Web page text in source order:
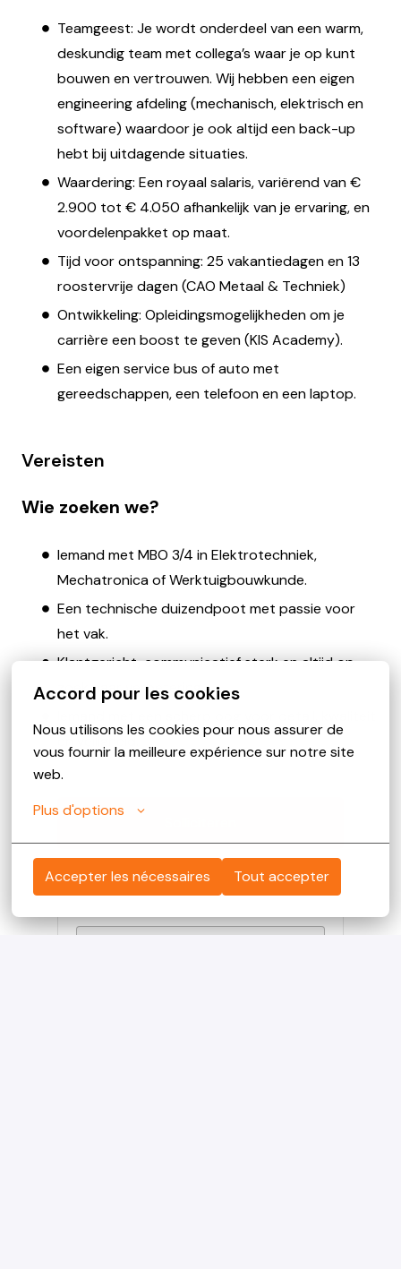
Accord pour les cookies
Nous utilisons les cookies pour nous assurer de
vous fournir la meilleure expérience sur notre site
web.
Plus d'options
Accepter les nécessaires Tout accepter
Teamgeest: Je wordt onderdeel van een warm,
deskundig team met collega’s waar je op kunt
bouwen en vertrouwen. Wij hebben een eigen
engineering afdeling (mechanisch, elektrisch en
software) waardoor je ook altijd een back-up
hebt bij uitdagende situaties.
Waardering: Een royaal salaris, variërend van €
2.900 tot € 4.050 afhankelijk van je ervaring, en
voordelenpakket op maat.
Tijd voor ontspanning: 25 vakantiedagen en 13
roostervrije dagen (CAO Metaal & Techniek)
Ontwikkeling: Opleidingsmogelijkheden om je
carrière een boost te geven (KIS Academy).
Een eigen service bus of auto met
gereedschappen, een telefoon en een laptop.
Vereisten
Wie zoeken we?
Iemand met MBO 3/4 in Elektrotechniek,
Mechatronica of Werktuigbouwkunde.
Een technische duizendpoot met passie voor
het vak.
Klantgericht, communicatief sterk en altijd op
zoek naar verbetering.
of